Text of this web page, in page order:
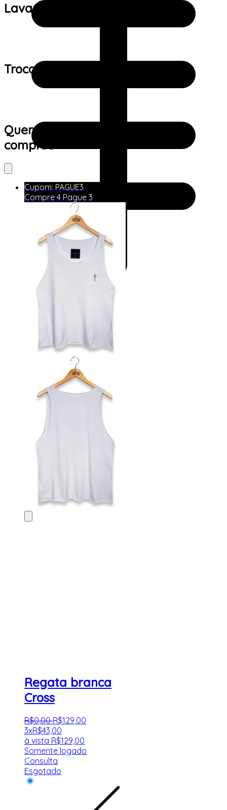
Lavagem:
Trocas e devoluções:
Quem viu este produto também
comprou
Regata branca
Cross
R$0,00 R$129 00
3xR$43,00
à vista R$129,00
Somente logado
Consulta
Esgotado